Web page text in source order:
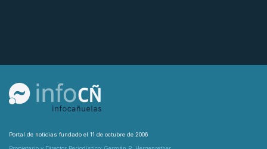
Portal de noticias fundado el 11 de octubre de 2006